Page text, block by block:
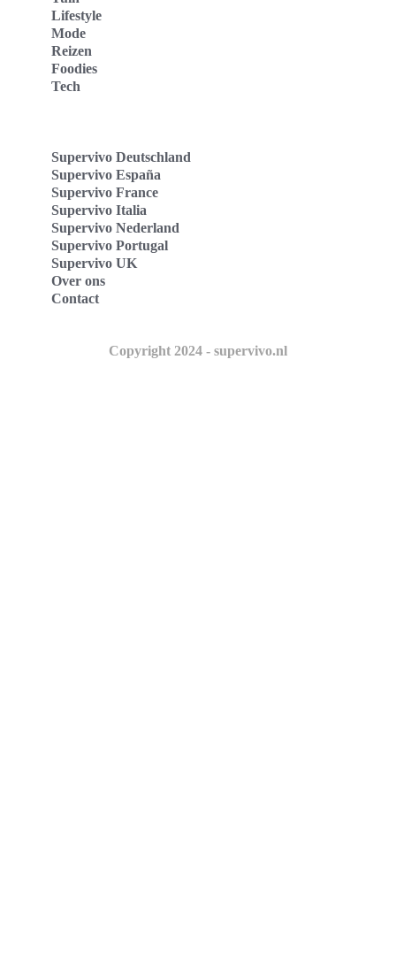
Lifestyle
Mode
Reizen
Foodies
Tech
Supervivo Deutschland
Supervivo España
Supervivo France
Supervivo Italia
Supervivo Nederland
Supervivo Portugal
Supervivo UK
Over ons
Contact
Copyright 2024 - supervivo.nl